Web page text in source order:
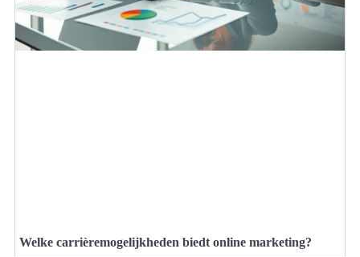
Welke carrièremogelijkheden biedt online marketing?